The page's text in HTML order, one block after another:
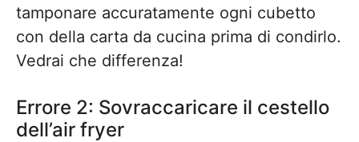
tamponare accuratamente ogni cubetto
con della carta da cucina prima di condirlo.
Vedrai che differenza!
Errore 2: Sovraccaricare il cestello
dell’air fryer